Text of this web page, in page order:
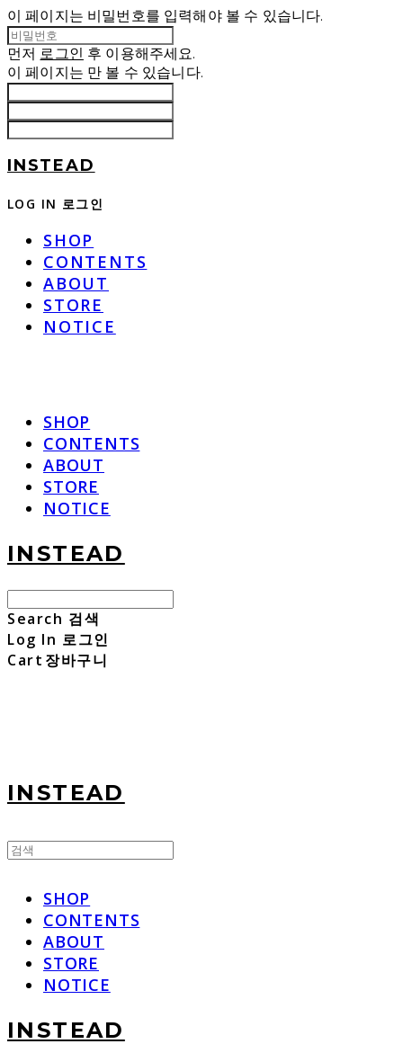
이 페이지는 비밀번호를 입력해야 볼 수 있습니다.
먼저 로그인 후 이용해주세요.
이 페이지는 만 볼 수 있습니다.
INSTEAD
LOG IN 로그인
SHOP
CONTENTS
ABOUT
STORE
NOTICE
SHOP
CONTENTS
ABOUT
STORE
NOTICE
INSTEAD
Search 검색
Log In 로그인
Cart 장바구니
INSTEAD
SHOP
CONTENTS
ABOUT
STORE
NOTICE
INSTEAD